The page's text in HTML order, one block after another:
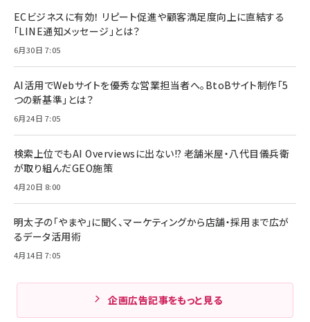
ECビジネスに有効！ リピート促進や顧客満足度向上に直結する
「LINE通知メッセージ」とは？
6月30日 7:05
AI活用でWebサイトを優秀な営業担当者へ。BtoBサイト制作「5
つの新基準」とは？
6月24日 7:05
検索上位でもAI Overviewsに出ない!? 老舗米屋・八代目儀兵衛
が取り組んだGEO施策
4月20日 8:00
明太子の「やまや」に聞く、マーケティングから店舗・採用まで広が
るデータ活用術
4月14日 7:05
企画広告記事をもっと見る